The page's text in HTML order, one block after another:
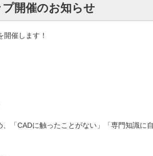
プ開催のお知らせ
催します！
「CADに触ったことがない」「専門知識に